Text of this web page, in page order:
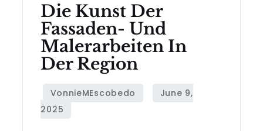
Die Kunst Der
Fassaden- Und
Malerarbeiten In
Der Region